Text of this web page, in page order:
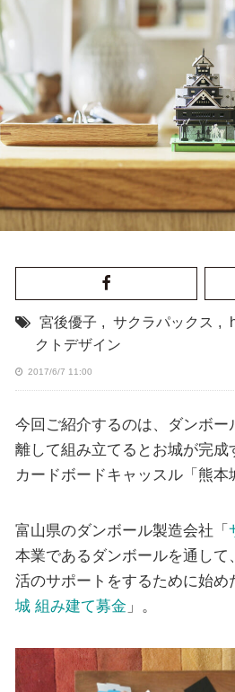
宮後優子 , サクラパックス ,
クトデザイン
2017/6/7 11:00
今回ご紹介するのは、ダンボー
離して組み立てるとお城が完成
カードボードキャッスル「熊本
富山県のダンボール製造会社「
本業であるダンボールを通して
活のサポートをするために始め
城 組み建て募金 」。